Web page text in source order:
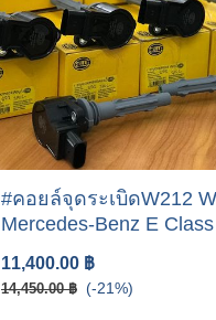
#คอยล์จุดระเบิดW212
Mercedes-Benz E
11,400.00 ฿
14,450.00 ฿ (-21%)